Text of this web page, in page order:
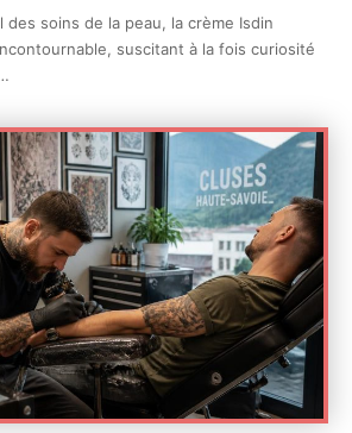
des soins de la peau, la crème Isdin
suscitant à la fois curiosité